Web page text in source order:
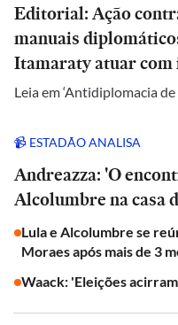
Editorial: Ação
manuais
Itamaraty atuar
Leia em ‘Antidiplomacia
📹 ESTADÃO ANALISA
Andreazza: 'O
Alcolumbre na casa
Lula e Alcolumbre se
Moraes após mais de 3
Waack: 'Eleições